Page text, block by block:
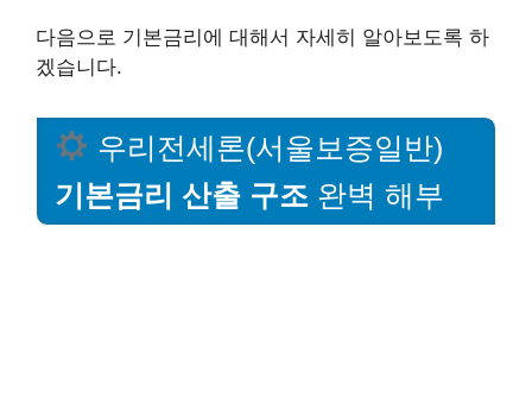
다음으로 기본금리에 대해서 자세히 알아보도록 하
겠습니다.
우리전세론(서울보증일반)
기본금리 산출 구조 완벽 해부